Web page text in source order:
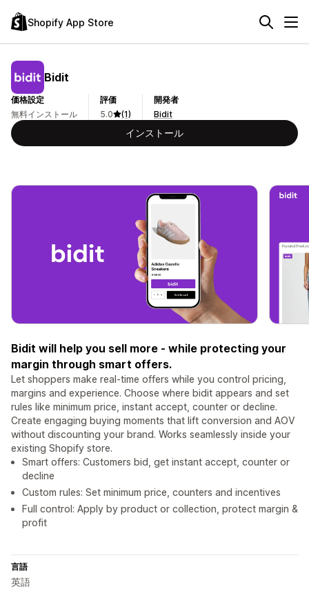
Shopify App Store
Bidit
価格設定
無料インストール
評価
5.0
(1)
開発者
Bidit
インストール
Bidit will help you sell more - while protecting your
margin through smart offers.
Let shoppers make real-time offers while you control pricing,
margins and experience. Choose where bidit appears and set
rules like minimum price, instant accept, counter or decline.
Create engaging buying moments that lift conversion and AOV
without discounting your brand. Works seamlessly inside your
existing Shopify store.
Smart offers: Customers bid, get instant accept, counter or
decline
Custom rules: Set minimum price, counters and incentives
Full control: Apply by product or collection, protect margin &
profit
言語
英語